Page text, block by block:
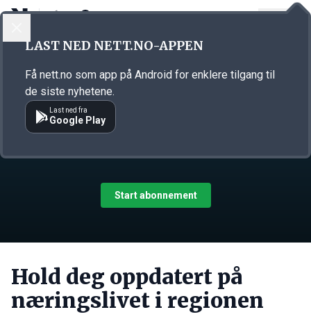
Abonnement på Nett no
Få tilgang til alle saker og følg utviklingen i bransjene
Start abonnement
Hold deg oppdatert på
næringslivet i regionen
LAST NED NETT.NO-APPEN
Få nett.no som app på Android for enklere tilgang til
de siste nyhetene.
Last ned fra
Google Play